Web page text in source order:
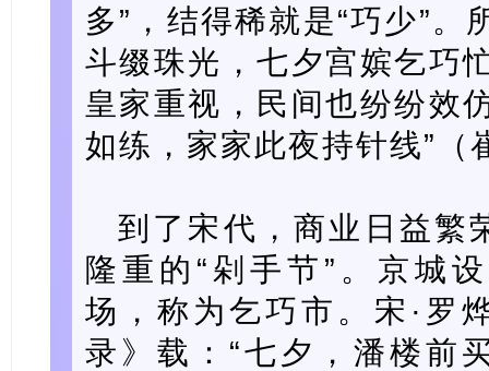
多”，结得稀就是“巧少”。
斗缀珠光，七夕宫嫔乞巧
皇家重视，民间也纷纷效
如练，家家此夜持针线”（
到了宋代，商业日益繁
隆重的“剁手节”。京城
场，称为乞巧市。宋·罗
录》载：“七夕，潘楼前